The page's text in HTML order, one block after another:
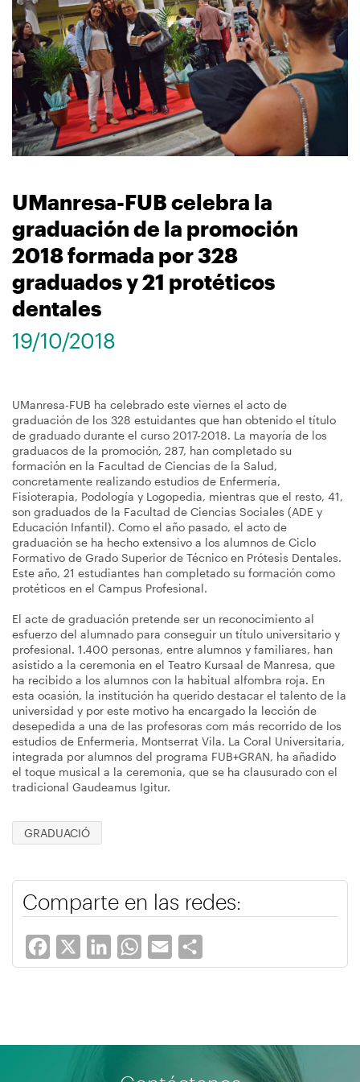
navegación
UManresa-FUB celebra la
graduación de la promoción
2018 formada por 328
graduados y 21 protéticos
dentales
19/10/2018
UManresa-FUB ha celebrado este viernes el acto de
graduación de los 328 estuidantes que han obtenido el título
de graduado durante el curso 2017-2018. La mayoría de los
graduacos de la promoción, 287, han completado su
formación en la Facultad de Ciencias de la Salud,
concretamente realizando estudios de Enfermería,
Fisioterapia, Podología y Logopedia, mientras que el resto, 41,
son graduados de la Facultad de Ciencias Sociales (ADE y
Educación Infantil). Como el año pasado, el acto de
graduación se ha hecho extensivo a los alumnos de Ciclo
Formativo de Grado Superior de Técnico en Prótesis Dentales.
Este año, 21 estudiantes han completado su formación como
protéticos en el Campus Profesional.
El acte de graduación pretende ser un reconocimiento al
esfuerzo del alumnado para conseguir un título universitario y
profesional. 1.400 personas, entre alumnos y familiares, han
asistido a la ceremonia en el Teatro Kursaal de Manresa, que
ha recibido a los alumnos con la habitual alfombra roja. En
esta ocasión, la institución ha querido destacar el talento de la
universidad y por este motivo ha encargado la lección de
desepedida a una de las profesoras com más recorrido de los
estudios de Enfermeria, Montserrat Vila. La Coral Universitaria,
integrada por alumnos del programa FUB+GRAN, ha añadido
el toque musical a la ceremonia, que se ha clausurado con el
tradicional Gaudeamus Igitur.
GRADUACIÓ
Comparte en las redes:
Facebook LinkedInWhatsApp
Email